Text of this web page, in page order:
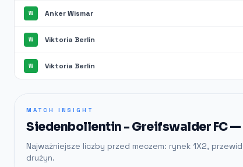
W Anker Wismar
W Viktoria Berlin
W Viktoria Berlin
MATCH INSIGHT
Siedenbollentin - Greifswalder FC
Najważniejsze liczby przed meczem: rynek 1X2,
drużyn.